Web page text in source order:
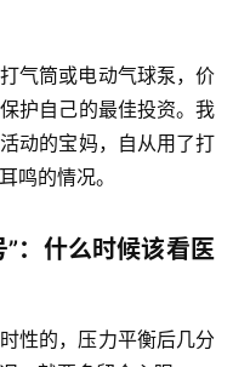
气筒或电动气球泵，价
护自己的最佳投资。我
动的宝妈，自从用了打
鸣的情况。
：什么时候该看医
性的，压力平衡后几分